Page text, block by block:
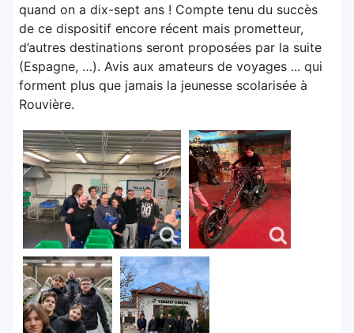
quand on a dix-sept ans ! Compte tenu du succès
de ce dispositif encore récent mais prometteur,
d’autres destinations seront proposées par la suite
(Espagne, …). Avis aux amateurs de voyages ... qui
forment plus que jamais la jeunesse scolarisée à
Rouvière.